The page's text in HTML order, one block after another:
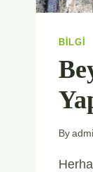
BILGI
By